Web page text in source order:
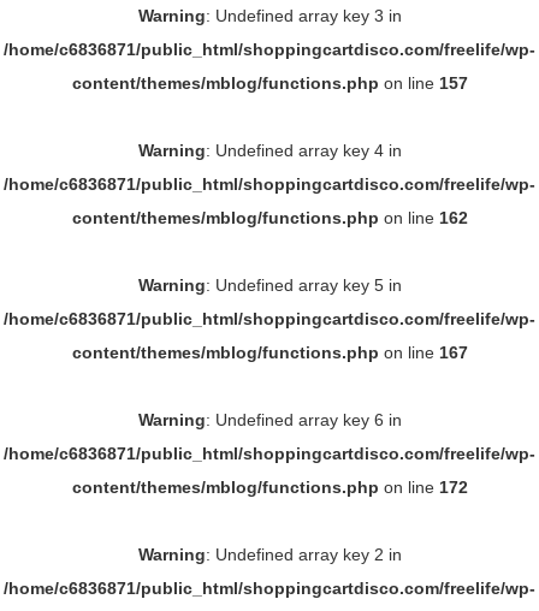
Warning: Undefined array key 3 in
/home/c6836871/public_html/shoppingcartdisco.com/freelife/wp-
content/themes/mblog/functions.php on line 157
Warning: Undefined array key 4 in
/home/c6836871/public_html/shoppingcartdisco.com/freelife/wp-
content/themes/mblog/functions.php on line 162
Warning: Undefined array key 5 in
/home/c6836871/public_html/shoppingcartdisco.com/freelife/wp-
content/themes/mblog/functions.php on line 167
Warning: Undefined array key 6 in
/home/c6836871/public_html/shoppingcartdisco.com/freelife/wp-
content/themes/mblog/functions.php on line 172
Warning: Undefined array key 2 in
/home/c6836871/public_html/shoppingcartdisco.com/freelife/wp-